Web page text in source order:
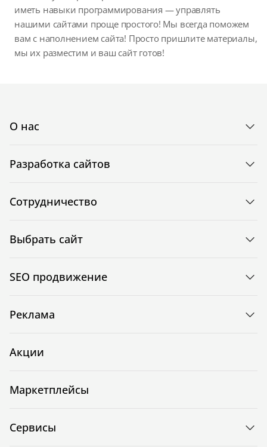
иметь навыки программирования — управлять
нашими сайтами проще простого! Мы всегда поможем
вам с наполнением сайта! Просто пришлите материалы,
мы их разместим и ваш сайт готов!
О нас
Разработка сайтов
Сотрудничество
Выбрать сайт
SEO продвижение
Реклама
Акции
Маркетплейсы
Сервисы